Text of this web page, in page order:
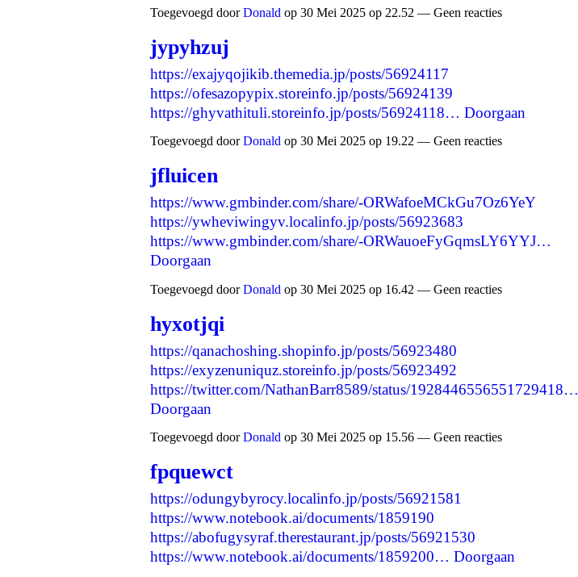
Toegevoegd doorDonald op 30 Mei 2025 op 22.52 — Geen reacties
jypyhzuj
https://exajyqojikib.themedia.jp/posts/56924117
https://ofesazopypix.storeinfo.jp/posts/56924139
https://ghyvathituli.storeinfo.jp/posts/56924118… Doorgaan
Toegevoegd doorDonald op 30 Mei 2025 op 19.22 — Geen reacties
jfluicen
https://www.gmbinder.com/share/-ORWafoeMCkGu7Oz6YeY
https://ywheviwingyv.localinfo.jp/posts/56923683
https://www.gmbinder.com/share/-ORWauoeFyGqmsLY6YYJ…
Doorgaan
Toegevoegd doorDonald op 30 Mei 2025 op 16.42 — Geen reacties
hyxotjqi
https://qanachoshing.shopinfo.jp/posts/56923480
https://exyzenuniquz.storeinfo.jp/posts/56923492
https://twitter.com/NathanBarr8589/status/1928446556551729418…
Doorgaan
Toegevoegd doorDonald op 30 Mei 2025 op 15.56 — Geen reacties
fpquewct
https://odungybyrocy.localinfo.jp/posts/56921581
https://www.notebook.ai/documents/1859190
https://abofugysyraf.therestaurant.jp/posts/56921530
https://www.notebook.ai/documents/1859200… Doorgaan